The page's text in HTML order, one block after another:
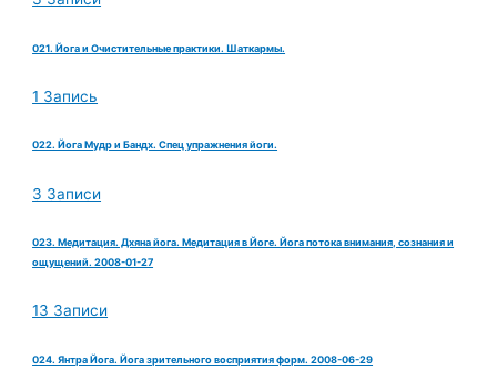
021. Йога и Очистительные практики. Шаткармы.
1 Запись
022. Йога Мудр и Бандх. Спец упражнения йоги.
3 Записи
023. Медитация. Дхяна йога. Медитация в Йоге. Йога потока внимания, сознания и
ощущений. 2008-01-27
13 Записи
024. Янтра Йога. Йога зрительного восприятия форм. 2008-06-29